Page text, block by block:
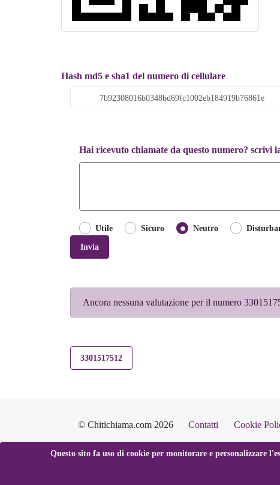
Hash md5 e sha1 del numero di cellulare
Hai ricevuto chiamate da questo numero? scrivi
Utile Sicuro Neutro
Invia
Ancora nessuna valutazione per il numero
3301517512
© Chitichiama.com 2026 Contatti Cookie
Questo sito fa uso di cookie per monitorare e personalizzare